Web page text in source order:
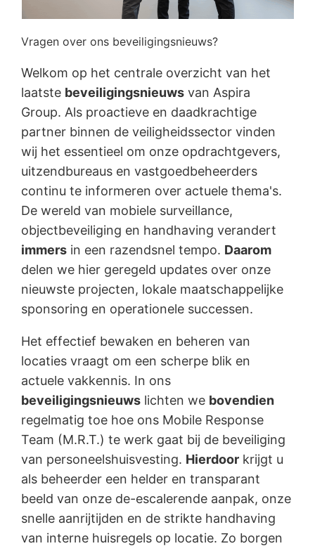
Vragen over ons beveiligingsnieuws?
Welkom op het centrale overzicht van het
laatste beveiligingsnieuws van Aspira
Group. Als proactieve en daadkrachtige
partner binnen de veiligheidssector vinden
wij het essentieel om onze opdrachtgevers,
uitzendbureaus en vastgoedbeheerders
continu te informeren over actuele thema's.
De wereld van mobiele surveillance,
objectbeveiliging en handhaving verandert
immers in een razendsnel tempo. Daarom
delen we hier geregeld updates over onze
nieuwste projecten, lokale maatschappelijke
sponsoring en operationele successen.
Het effectief bewaken en beheren van
locaties vraagt om een scherpe blik en
actuele vakkennis. In ons
beveiligingsnieuws lichten we bovendien
regelmatig toe hoe ons Mobile Response
Team (M.R.T.) te werk gaat bij de beveiliging
van personeelshuisvesting. Hierdoor krijgt u
als beheerder een helder en transparant
beeld van onze de-escalerende aanpak, onze
snelle aanrijtijden en de strikte handhaving
van interne huisregels op locatie. Zo borgen